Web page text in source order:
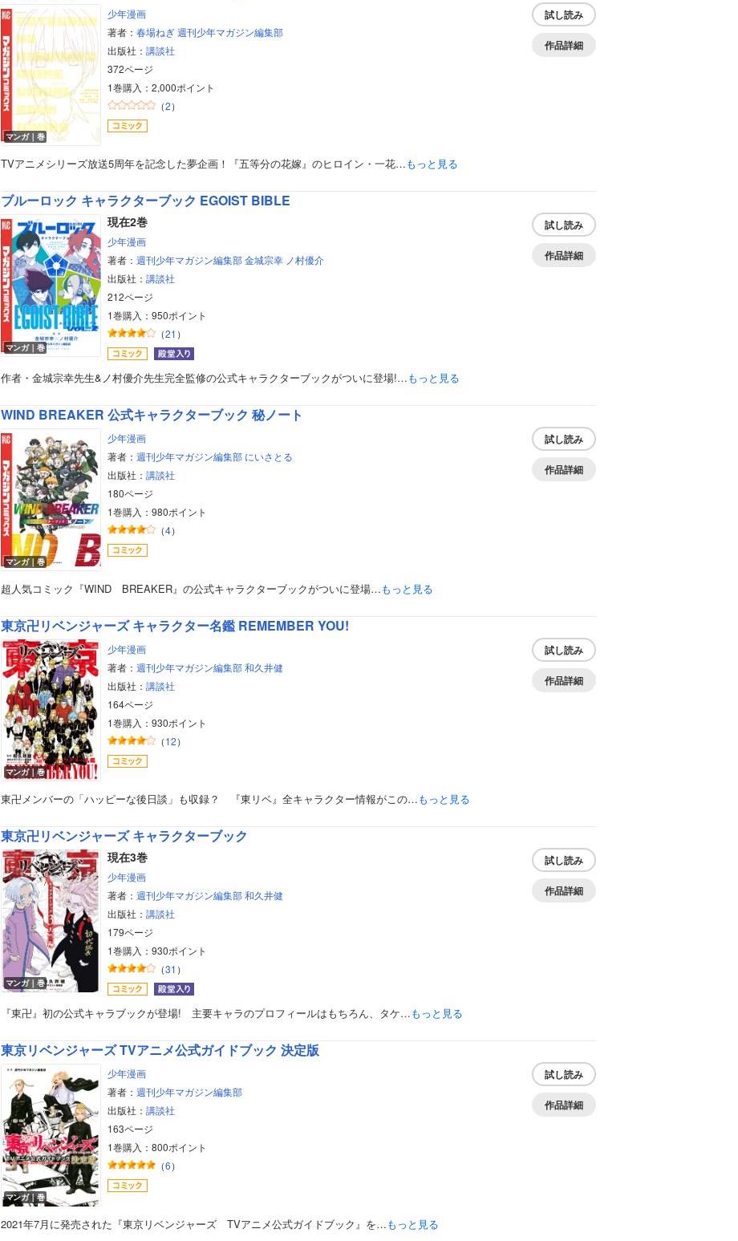
ボーイズラブ
ティーンズラブ
女性写真集
マンガ｜巻
少年漫画
著者： 春場ねぎ 週刊少年マガジン編集部
出版社： 講談社
372ページ
1巻購入：2,000ポイント
（2）
試し読み
作品詳細
TVアニメシリーズ放送5周年を記念した夢企画！『五等分の花嫁』のヒロイン・一花…もっと見る
ブルーロック キャラクターブック EGOIST BIBLE
マンガ｜巻
現在2巻
少年漫画
著者： 週刊少年マガジン編集部 金城宗幸 ノ村優介
出版社： 講談社
212ページ
1巻購入：950ポイント
（21 ）
試し読み
作品詳細
作者・金城宗幸先生&ノ村優介先生完全監修の公式キャラクターブックがついに登場!…もっと見る
WIND BREAKER 公式キャラクターブック 秘ノート
マンガ｜巻
少年漫画
著者： 週刊少年マガジン編集部 にいさとる
出版社： 講談社
180ページ
1巻購入：980ポイント
（4）
試し読み
作品詳細
超人気コミック『WIND BREAKER』の公式キャラクターブックがついに登場…もっと見る
東京卍リベンジャーズ キャラクター名鑑 REMEMBER YOU!
マンガ｜巻
少年漫画
著者： 週刊少年マガジン編集部 和久井健
出版社： 講談社
164ページ
1巻購入：930ポイント
（12）
試し読み
作品詳細
東卍メンバーの「ハッピーな後日談」も収録？ 『東リベ』全キャラクター情報がこの…もっと見る
東京卍リベンジャーズ キャラクターブック
マンガ｜巻
現在3巻
少年漫画
著者： 週刊少年マガジン編集部 和久井健
出版社： 講談社
179ページ
1巻購入：930ポイント
（31 ）
試し読み
作品詳細
『東卍』初の公式キャラブックが登場! 主要キャラのプロフィールはもちろん、タケ…もっと見る
東京リベンジャーズ TVアニメ公式ガイドブック 決定版
マンガ｜巻
少年漫画
著者： 週刊少年マガジン編集部
出版社： 講談社
163ページ
1巻購入：800ポイント
（6）
試し読み
作品詳細
2021年7月に発売された『東京リベンジャーズ TVアニメ公式ガイドブック』を…もっと見る